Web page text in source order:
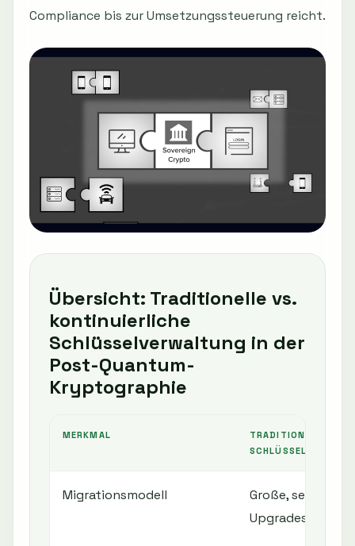
Compliance bis zur Umsetzungssteuerung reicht.
Übersicht: Traditionelle vs.
kontinuierliche
Schlüsselverwaltung in der
Post-Quantum-
Kryptographie
MERKMAL
TRADITIONELLE
Migrationsmodell
Große, seltene
Upgrades